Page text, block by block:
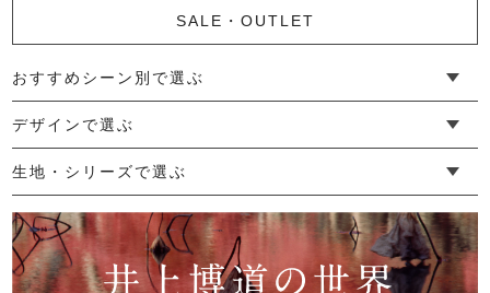
SALE・OUTLET
おすすめシーン別で選ぶ
└ 新生活
└ 和装
└ 旅行
└ 快眠
└ お祝い
デザインで選ぶ
└ ゆったりデザイン
└ 小柄さんにおすすめデザイン
└ 袖付きデザイン
└ メンズ・ユニセックスデザイン
└ 暮らしの黒色特集
生地・シリーズで選ぶ
└ 手紬手織り麻
└ 先染め麻
└ からみ織
└ グレーズリネン
└ 綿麻帆布
└ リネンツイード
└ リネンハンプ
└ ざっくり麻
└ オーガニックの蚊帳
└ かやキノミシリーズ
└ ふちどりシリーズ
└ 花紋シリーズ
└ 小紋シリーズ
└ 華わびシリーズ
└ 波ステッチシリーズ
└ あゆみ鹿シリーズ
└ 森の鹿シリーズ
└ まほろばシリーズ
└ 刺し子渦シリーズ
└ 革の水玉シリーズ
└ 新ビオシリーズ